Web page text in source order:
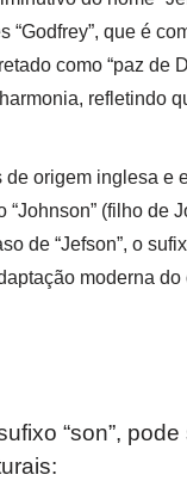
“Godfrey”, que é
como “paz de
refletindo
de origem inglesa e
(filho de
de “Jefson”, o
moderna
“son”,